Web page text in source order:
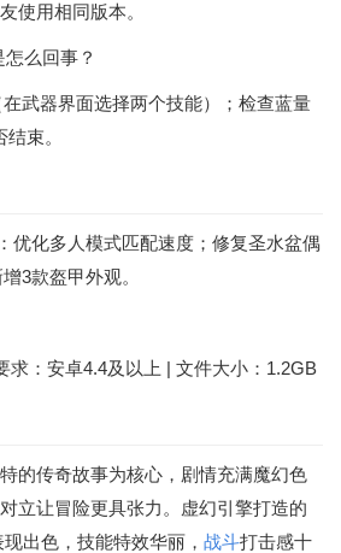
使用相同版本。
么回事？
武器界面选择两个技能）；检查蓝量
束。
优化多人模式匹配速度；修复圣水盆偶
3款盔甲外观。
求：安卓4.4及以上 | 文件大小：1.2GB
的传奇故事为核心，剧情充满魔幻色
立让冒险更具张力。虚幻引擎打造的
出色，技能特效华丽， 战斗打击感十